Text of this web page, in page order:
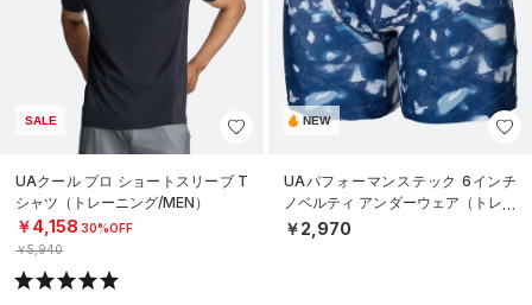
SALE
UAクール プロ ショートスリーブ T
シャツ（トレーニング/MEN）
￥4,158 30%OFF
￥5,940
NEW
UAパフォーマンステック 6インチ
ノベルティ アンダーウェア（トレー
ニング/MEN）
￥2,970